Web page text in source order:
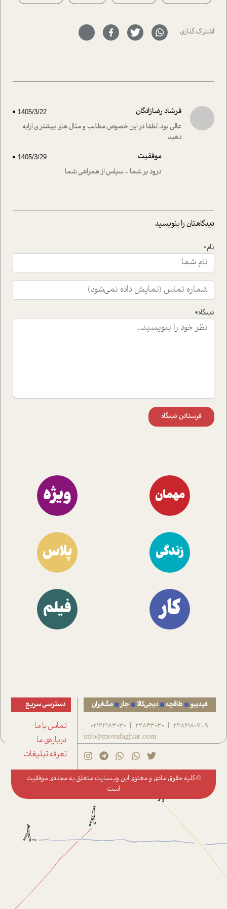
حمیدرضا محتشمی که بیست و پنجمین سال فعالیت حرفه
سر نهاده است و نیز کرامت عزیز زاده؛ سفیر صلح و دوستی که
با رکاب زدن در بیش از هفتاد کشور و کاشتن درخت، به نماد
ای که به زندگی شگفت انگیز جین گودال و تاثیرات کاوش های
واقعی در ارتباط با اختلال شخصیت اسکزوئید و مشکلات و نیز
راهکارهای حل آن قرار می دهد که در اتاق درمان اتفاق افتاده
است.در فصل پایانی زیر ذره بین نیز همکاران ما تلاش کرده
موثرترین راهکارهای استفاده از هوش مصنوعی در حوزه های
مختلف کسب و کار آشنا کنند.
اشتراک گذاری
فرشاد رضازادگان 1405/3/22
عالی بود. لطفا در این خصوص مطالب و مثال های بیشتر ی ارایه
دهید
موفقیت 1405/3/29
درود بر شما - سپاس از همراهی شما
دیدگاهتان را بنویسید
نام*
دیدگاه*
فرستادن دیدگاه
مهمان ویژه
زندگی پلاس
کار فیلم
فیدیبو طاقچه دیجی‌کالا جار مگ‌ایران
22861807-9
|
22843030
|
02122183030
info@movafaghiat.com
دسترسی سریع
تماس با ما
درباره‌ی ما
تعرفه تبلیغات
© کلیه حقوق مادی و معنوی این وب‌سایت متعلق به مجله‌ی موفقیت
است